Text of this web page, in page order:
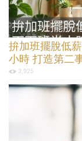
拚加班擺脫低
小時 打造第二
3,925